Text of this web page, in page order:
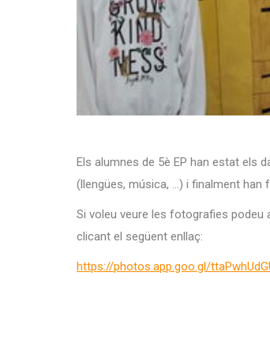
Els alumnes de 5è EP han estat els
(llengües, música, …) i finalment han
Si voleu veure les fotografies podeu
clicant el següent enllaç:
https://photos.app.goo.gl/